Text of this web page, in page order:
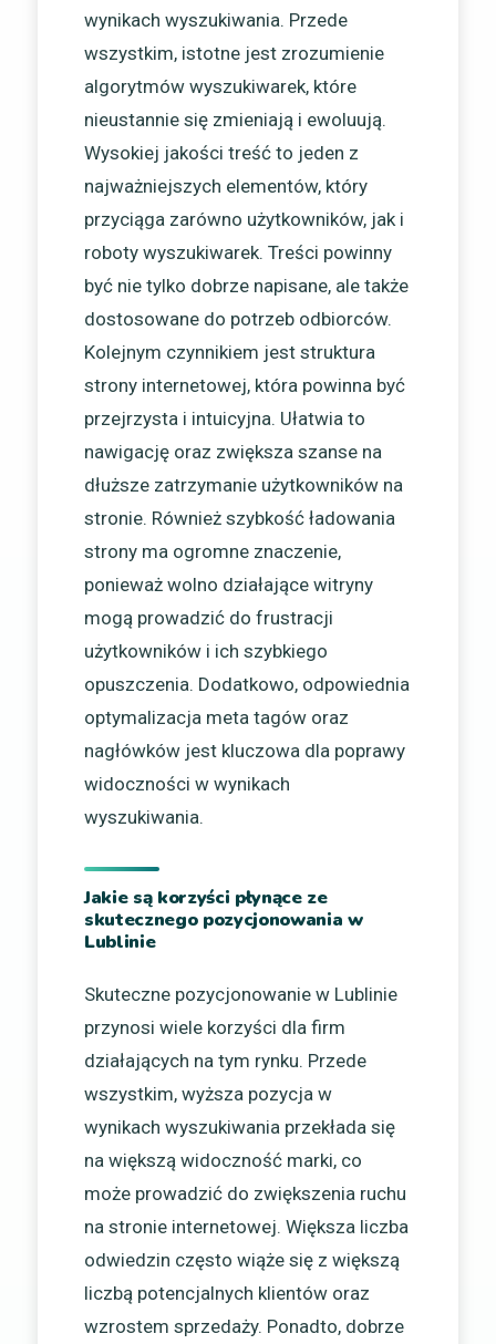
wynikach wyszukiwania. Przede
wszystkim, istotne jest zrozumienie
algorytmów wyszukiwarek, które
nieustannie się zmieniają i ewoluują.
Wysokiej jakości treść to jeden z
najważniejszych elementów, który
przyciąga zarówno użytkowników, jak i
roboty wyszukiwarek. Treści powinny
być nie tylko dobrze napisane, ale także
dostosowane do potrzeb odbiorców.
Kolejnym czynnikiem jest struktura
strony internetowej, która powinna być
przejrzysta i intuicyjna. Ułatwia to
nawigację oraz zwiększa szanse na
dłuższe zatrzymanie użytkowników na
stronie. Również szybkość ładowania
strony ma ogromne znaczenie,
ponieważ wolno działające witryny
mogą prowadzić do frustracji
użytkowników i ich szybkiego
opuszczenia. Dodatkowo, odpowiednia
optymalizacja meta tagów oraz
nagłówków jest kluczowa dla poprawy
widoczności w wynikach
wyszukiwania.
Jakie są korzyści płynące ze
skutecznego pozycjonowania w
Lublinie
Skuteczne pozycjonowanie w Lublinie
przynosi wiele korzyści dla firm
działających na tym rynku. Przede
wszystkim, wyższa pozycja w
wynikach wyszukiwania przekłada się
na większą widoczność marki, co
może prowadzić do zwiększenia ruchu
na stronie internetowej. Większa liczba
odwiedzin często wiąże się z większą
liczbą potencjalnych klientów oraz
wzrostem sprzedaży. Ponadto, dobrze